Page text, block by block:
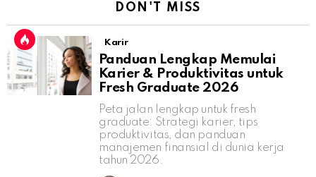
DON'T MISS
Karir
Panduan Lengkap Memulai
Karier & Produktivitas untuk
Fresh Graduate 2026
Peta jalan lengkap untuk fresh
graduate: Strategi karier, tips
produktivitas, dan panduan
manajemen finansial di dunia kerja
tahun 2026.